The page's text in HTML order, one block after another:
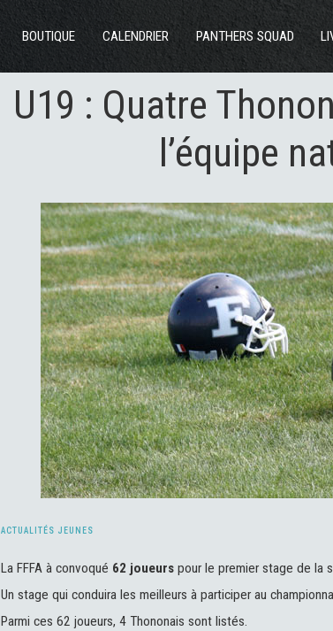
BOUTIQUE
CALENDRIER PANTHERS SQUAD
ACTUS
SECTIONS
CLUB
CONTACT
U19 : Quatre
l’équipe
ACTUALITÉS JEUNES
La FFFA à convoqué 62 joueurs pour le premier stage de la
Un stage qui conduira les meilleurs à participer au
Parmi ces 62 joueurs, 4 Thononais sont listés.